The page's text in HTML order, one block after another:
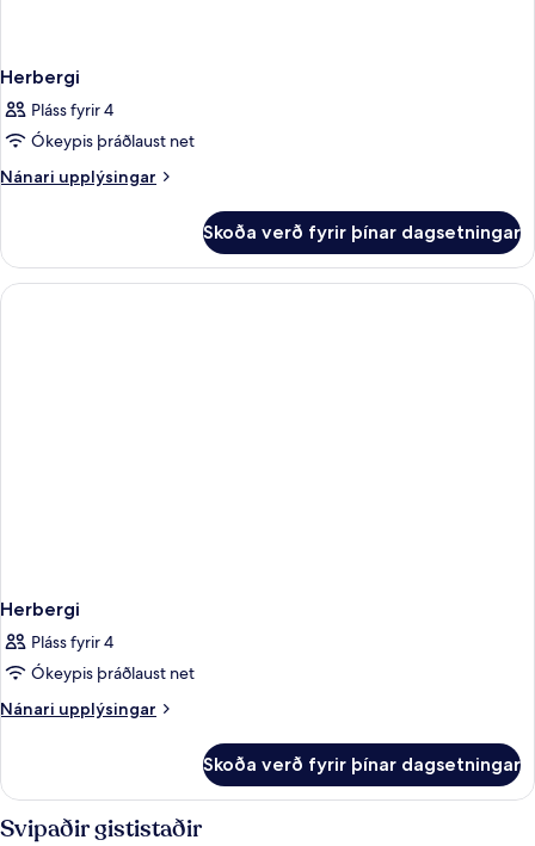
Herbergi
Pláss fyrir 4
Ókeypis þráðlaust net
Nánari upplýsingar
Nánari
Skoða verð fyrir þínar dagsetningar
Herbergi
Pláss fyrir 4
Ókeypis þráðlaust net
Nánari upplýsingar
Nánari
Skoða verð fyrir þínar dagsetningar
Svipaðir gististaðir